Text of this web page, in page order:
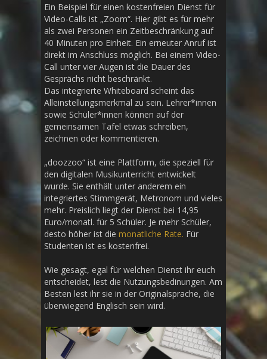
Ein Beispiel für einen kostenfreien Dienst für
Video-Calls ist „Zoom“. Hier gibt es für mehr
als zwei Personen ein Zeitbeschränkung auf
40 Minuten pro Einheit. Ein erneuter Anruf ist
direkt im Anschluss möglich. Bei einem Video-
Call unter vier Augen ist die Dauer des
Gesprächs nicht beschränkt.
Das integrierte Whiteboard scheint das
Alleinstellungsmerkmal zu sein. Lehrer*innen
sowie Schüler*innen können auf der
gemeinsamen Tafel etwas schreiben,
zeichnen oder kommentieren.
„doozzoo“ ist eine Plattform, die speziell für
den digitalen Musikunterricht entwickelt
wurde. Sie enthält unter anderem ein
integriertes Stimmgerät, Metronom und vieles
mehr. Preislich liegt der Dienst bei 14,95
Euro/monatl. für 5 Schüler. Je mehr Schüler,
desto höher ist die monatliche Rate. Für
Studenten ist es kostenfrei.
Wie gesagt, egal für welchen Dienst ihr euch
entscheidet, lest die Nutzungsbedinungen. Am
Besten lest ihr sie in der Originalsprache, die
überwiegend Englisch sein wird.